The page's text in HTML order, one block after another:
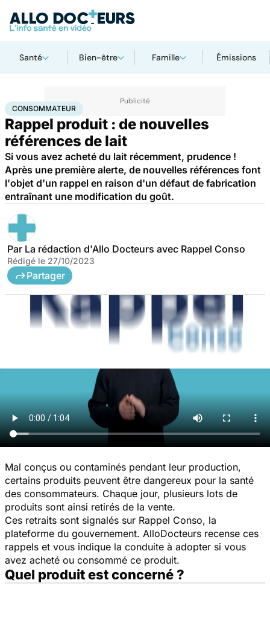
Santé Bien-être Famille Émissions
AccueilSantéConsommateur
CONSOMMATEUR
Rappel produit : de nouvelles
références de lait
Si vous avez acheté du lait récemment, prudence !
Après une première alerte, de nouvelles références font
l'objet d'un rappel en raison d'un défaut de fabrication
entraînant une modification du goût.
Par La rédaction d'Allo Docteurs avec Rappel Conso
Rédigé le 27/10/2023
Partager
Mal conçus ou contaminés pendant leur production,
certains produits peuvent être dangereux pour la santé
des consommateurs. Chaque jour, plusieurs lots de
produits sont ainsi retirés de la vente.
Ces retraits sont signalés sur Rappel Conso, la
plateforme du gouvernement. AlloDocteurs recense ces
rappels et vous indique la conduite à adopter si vous
avez acheté ou consommé ce produit.
Quel produit est concerné ?